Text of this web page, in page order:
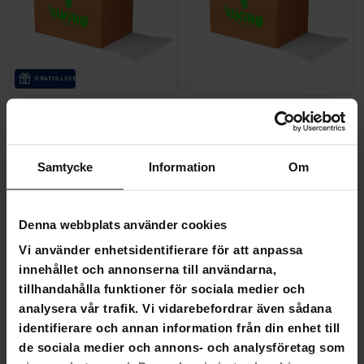
Samtycke Information Om
Denna webbplats använder cookies
Vi använder enhetsidentifierare för att anpassa
innehållet och annonserna till användarna,
tillhandahålla funktioner för sociala medier och
analysera vår trafik. Vi vidarebefordrar även sådana
identifierare och annan information från din enhet till
de sociala medier och annons- och analysföretag som
GRA­TIS LE­VE­RANS
Viking Discs Överraskningsbox, set med 10 skivor
790,00 kr
990,00 kr
Viking Discs
440,00 kr
-40% -14%